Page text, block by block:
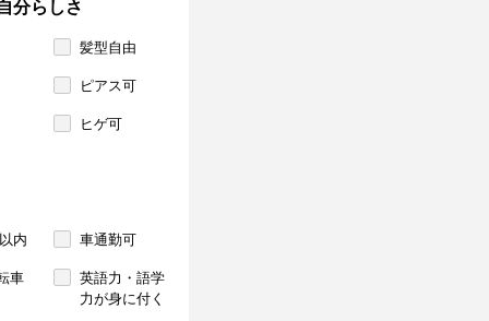
分らしさ
髪型自由
ピアス可
ヒゲ可
内 車通勤可
車
英語力・語学
力が身に付く